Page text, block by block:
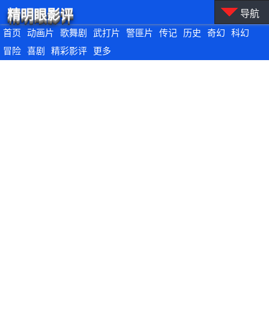
首页 动画片 歌舞剧 武打片 警匪片 传记 历史 奇幻
科幻
冒险
喜剧 精彩影评 更多
精明眼影评 导航